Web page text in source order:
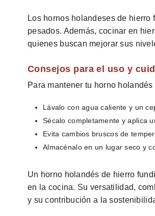
Los hornos holandeses de
pesados. Además, cocinar en
quienes buscan mejorar sus
Consejos para el uso y
Para mantener tu horno
Lávalo con agua caliente y un
Sécalo completamente y aplica
Evita cambios bruscos de
Almacénalo en un lugar seco y
Un horno holandés de hierro
en la cocina. Su versatilidad,
y su contribución a la